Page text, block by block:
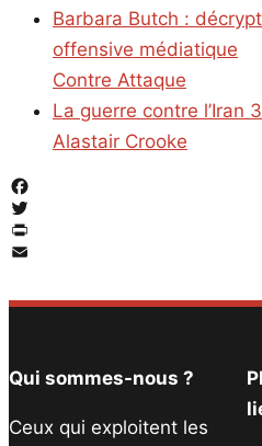
Barbara Butch :
offensive médiatique
Contre Attaque
La guerre contre l’Iran
Alastair Crooke
Facebook
Twitter
PrintFriendly
Qui sommes-nous ?
Ceux qui exploitent les